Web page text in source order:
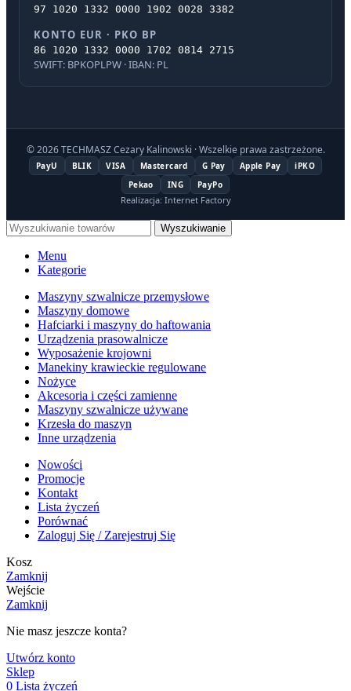
97 1020 1332 0000 1902 0028 3382
KONTO EUR · PKO BP
86 1020 1332 0000 1702 0814 2715
SWIFT: BPKOPLPW · IBAN: PL
© 2026 TECHMASZ Cezary Kalinowski · Wszelkie prawa zastrzeżone.
PayU BLIK VISA Mastercard G Pay Apple Pay
iPKO
Pekao
ING PayPo
Realizacja: Internet Factory
Wyszukiwanie
Menu
Kategorie
Maszyny szwalnicze przemysłowe
Maszyny domowe
Hafciarki i maszyny do haftowania
Urządzenia prasowalnicze
Wyposażenie krojowni
Manekiny krawieckie regulowane
Nożyce
Akcesoria i części zamienne
Maszyny szwalnicze używane
Krzesła do maszyn
Inne urządzenia
Nowości
Promocje
Kontakt
Lista życzeń
Porównać
Zaloguj Się / Zarejestruj Się
Kosz
Zamknij
Wejście
Zamknij
Nie masz jeszcze konta?
Utwórz konto
Sklep
0 Lista życzeń